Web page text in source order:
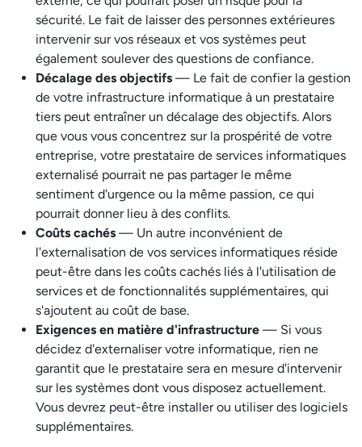
sécurité. Le fait de laisser des personnes extérieures
intervenir sur vos réseaux et vos systèmes peut
également soulever des questions de confiance.
Décalage des objectifs — Le fait de confier la gestion
de votre infrastructure informatique à un prestataire
tiers peut entraîner un décalage des objectifs. Alors
que vous vous concentrez sur la prospérité de votre
entreprise, votre prestataire de services informatiques
externalisé pourrait ne pas partager le même
sentiment d'urgence ou la même passion, ce qui
pourrait donner lieu à des conflits.
Coûts cachés — Un autre inconvénient de
l'externalisation de vos services informatiques réside
peut-être dans les coûts cachés liés à l'utilisation de
services et de fonctionnalités supplémentaires, qui
s'ajoutent au coût de base.
Exigences en matière d'infrastructure — Si vous
décidez d'externaliser votre informatique, rien ne
garantit que le prestataire sera en mesure d'intervenir
sur les systèmes dont vous disposez actuellement.
Vous devrez peut-être installer ou utiliser des logiciels
supplémentaires.